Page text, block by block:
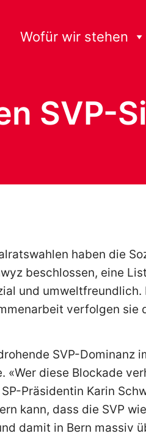
Wofür wir stehen
SVP-
haben die
beschlossen, eine
und
verfolgen sie
SVP-Dominanz
diese Blockade
Präsidentin Karin
kann, dass die SVP
damit in Bern massiv